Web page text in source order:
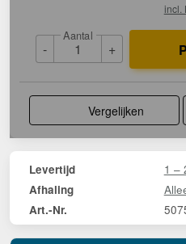
incl.
-
Aantal
+
Vergelijken
Levertijd 1 –
Afhaling
Art.-Nr.